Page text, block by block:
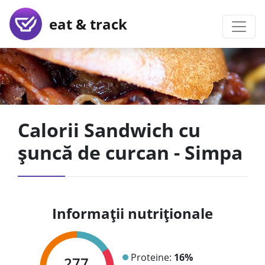
eat & track
Calorii Sandwich cu
șuncă de curcan - Simpa
Informații nutriționale
Proteine: 16%